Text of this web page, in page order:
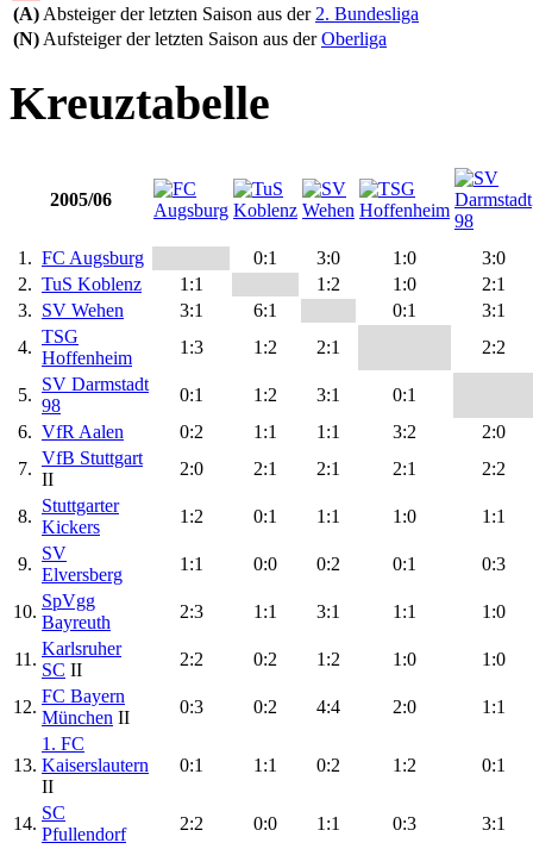
(A) Absteiger der letzten Saison aus der 2. Bundesliga
(N) Aufsteiger der letzten Saison aus derOberliga
Kreuztabelle
2005/06
1. FC Augsburg 0:1 3:0 1:0
3:0
2. TuS Koblenz 1:1 1:2 1:0
2:1
3. SV Wehen 3:1 6:1 0:1
3:1
4.
TSG
Hoffenheim
1:3 1:2 2:1 2:2
5.
SV Darmstadt
98
0:1 1:2 3:1
0:1
6. VfR Aalen 0:2 1:1 1:1 3:2
2:0
7.
VfB Stuttgart
II
2:0 2:1 2:1 2:1 2:2
8.
Stuttgarter
Kickers
1:2 0:1 1:1 1:0 1:1
9.
SV
Elversberg
1:1 0:0 0:2 0:1 0:3
10.
SpVgg
Bayreuth
2:3 1:1 3:1 1:1 1:0
11.
Karlsruher
SC II
2:2 0:2 1:2 1:0 1:0
12.
FC Bayern
München II
0:3 0:2 4:4 2:0 1:1
13.
1. FC
Kaiserslautern
II
0:1 1:1 0:2 1:2 0:1
14.
SC
Pfullendorf
2:2 0:0 1:1 0:3 3:1